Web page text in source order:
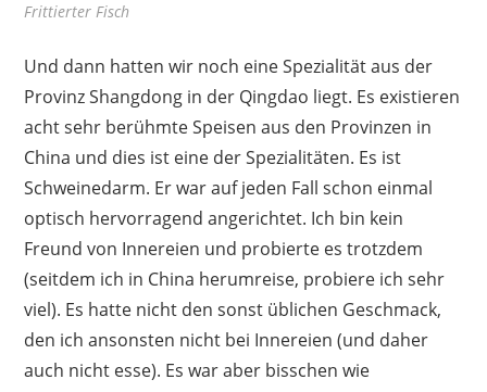
Frittierter Fisch
Und dann hatten wir noch eine Spezialität aus der
Provinz Shangdong in der Qingdao liegt. Es existieren
acht sehr berühmte Speisen aus den Provinzen in
China und dies ist eine der Spezialitäten. Es ist
Schweinedarm. Er war auf jeden Fall schon einmal
optisch hervorragend angerichtet. Ich bin kein
Freund von Innereien und probierte es trotzdem
(seitdem ich in China herumreise, probiere ich sehr
viel). Es hatte nicht den sonst üblichen Geschmack,
den ich ansonsten nicht bei Innereien (und daher
auch nicht esse). Es war aber bisschen wie